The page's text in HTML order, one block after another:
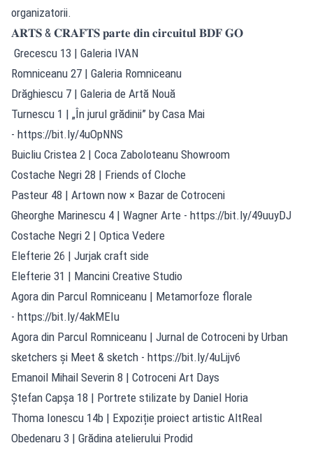
organizatorii.
𝐀𝐑𝐓𝐒 & 𝐂𝐑𝐀𝐅𝐓𝐒 𝐩𝐚𝐫𝐭𝐞 𝐝𝐢𝐧 𝐜𝐢𝐫𝐜𝐮𝐢𝐭𝐮𝐥 𝐁𝐃𝐅 𝐆𝐎
Grecescu 13 | Galeria IVAN
Romniceanu 27 | Galeria Romniceanu
Drăghiescu 7 | Galeria de Artă Nouă
Turnescu 1 | „În jurul grădinii” by Casa Mai
- https://bit.ly/4uOpNNS
Buicliu Cristea 2 | Coca Zaboloteanu Showroom
Costache Negri 28 | Friends of Cloche
Pasteur 48 | Artown now × Bazar de Cotroceni
Gheorghe Marinescu 4 | Wagner Arte - https://bit.ly/49uuyDJ
Costache Negri 2 | Optica Vedere
Elefterie 26 | Jurjak craft side
Elefterie 31 | Mancini Creative Studio
Agora din Parcul Romniceanu | Metamorfoze florale
- https://bit.ly/4akMEIu
Agora din Parcul Romniceanu | Jurnal de Cotroceni by Urban
sketchers și Meet & sketch - https://bit.ly/4uLijv6
Emanoil Mihail Severin 8 | Cotroceni Art Days
Ștefan Capșa 18 | Portrete stilizate by Daniel Horia
Thoma Ionescu 14b | Expoziție proiect artistic AltReal
Obedenaru 3 | Grădina atelierului Prodid